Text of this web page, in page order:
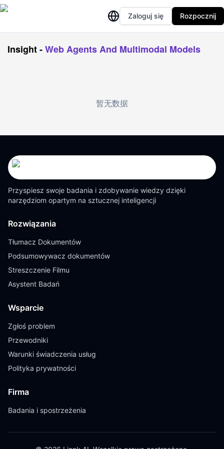
Zaloguj się Rozpocznij
Insight-Web Agents And Multimodal Models
暂无数据
Przyspiesz swoje badania i zdobywanie wiedzy dzięki
narzędziom opartym na sztucznej inteligencji
Rozwiązania
Tłumacz Dokumentów
Podsumowywacz dokumentów
Streszczenie Filmu
Asystent Badań
Wsparcie
Zgłoś problem
Przewodniki
Warunki świadczenia usług
Polityka prywatności
Firma
Badania i spostrzeżenia